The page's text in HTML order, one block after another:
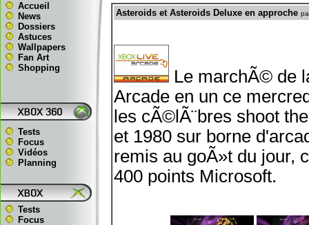
Accueil
News
Dossiers
Astuces
Wallpapers
Fan Art
Shopping
Tests
Focus
Vidéos
Planning
Tests
Focus
Asteroids et Asteroids Deluxe en approche
Le marchÃ© de
Arcade en un ce
les cÃ©lÃ¨bres shoot
et 1980 sur borne
remis au goÃ»t du jour,
400 points Microsoft.